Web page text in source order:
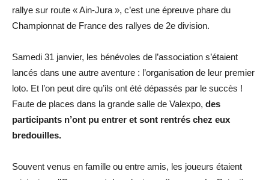
rallye sur route « Ain-Jura », c’est une épreuve phare du
Championnat de France des rallyes de 2e division.
Samedi 31 janvier, les bénévoles de l’association s’étaient
lancés dans une autre aventure : l’organisation de leur premier
loto. Et l’on peut dire qu’ils ont été dépassés par le succès !
Faute de places dans la grande salle de Valexpo, des
participants n’ont pu entrer et sont rentrés chez eux
bredouilles.
Souvent venus en famille ou entre amis, les joueurs étaient